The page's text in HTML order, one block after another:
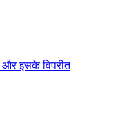
और इसके विपरीत